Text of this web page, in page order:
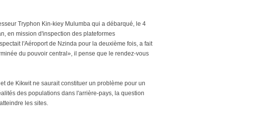
Tryphon Kin-kiey Mulumba qui a débarqué, le 4
en mission d'inspection des plateformes
l'Aéroport de Nzinda pour la deuxième fois, a fait
du pouvoir central», il pense que le rendez-vous
de Kikwit ne saurait constituer un problème pour un
des populations dans l'arrière-pays, la question
les sites.